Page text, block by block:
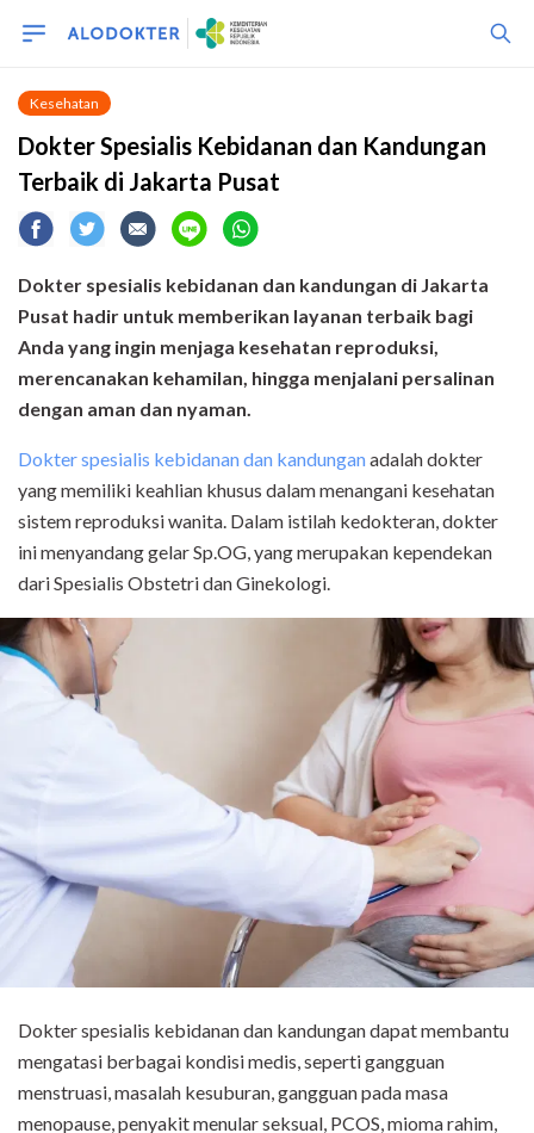
Kesehatan
Dokter Spesialis Kebidanan dan Kandungan
Terbaik di Jakarta Pusat
Dokter spesialis kebidanan dan kandungan di Jakarta
Pusat hadir untuk memberikan layanan terbaik bagi
Anda yang ingin menjaga kesehatan reproduksi,
merencanakan kehamilan, hingga menjalani persalinan
dengan aman dan nyaman.
Dokter spesialis kebidanan dan kandunganadalah dokter
yang memiliki keahlian khusus dalam menangani kesehatan
sistem reproduksi wanita. Dalam istilah kedokteran, dokter
ini menyandang gelar Sp.OG, yang merupakan kependekan
dari Spesialis Obstetri dan Ginekologi.
Dokter spesialis kebidanan dan kandungan dapat membantu
mengatasi berbagai kondisi medis, seperti gangguan
menstruasi, masalah kesuburan, gangguan pada masa
menopause, penyakit menular seksual, PCOS, mioma rahim,